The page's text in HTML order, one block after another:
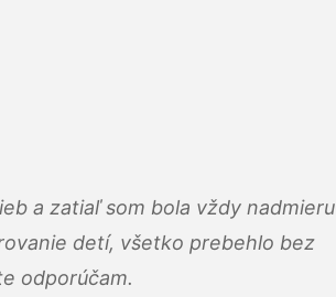
a zatiaľ som bola vždy nadmieru
detí, všetko prebehlo bez
odporúčam.